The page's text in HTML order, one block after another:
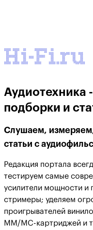
Аудиотехника
подборки и
Слушаем,
статьи с
Редакция портала
тестируем самые
усилители мощности и
стримеры; уделяем
проигрывателей
MM/MC-картриджей и